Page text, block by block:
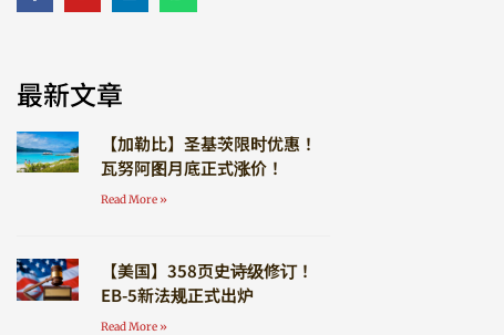
最新文章
【加勒比】圣基茨限时优惠！
瓦努阿图月底正式涨价！
Read More »
【美国】358页史诗级修订！
EB-5新法规正式出炉
Read More »